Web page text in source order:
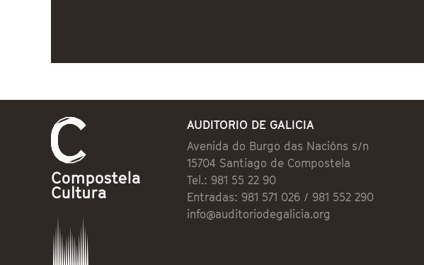
AUDITORIO DE GALICIA
Avenida do Burgo das Nacións s/n
15704 Santiago de Compostela
Tel.: 981 55 22 90
Entradas: 981 571 026 / 981 552 290
info@auditoriodegalicia.org